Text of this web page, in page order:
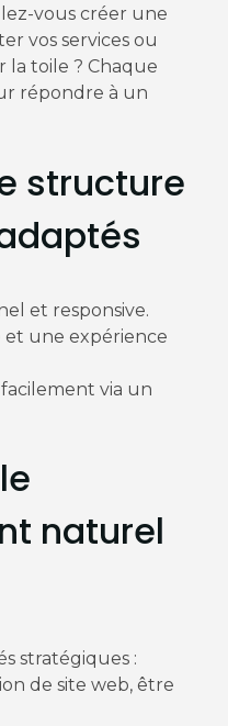
vous créer une
vos services ou
la toile ? Chaque
répondre à un
structure
et responsive.
et une expérience
via un
naturel
stratégiques :
de site web, être